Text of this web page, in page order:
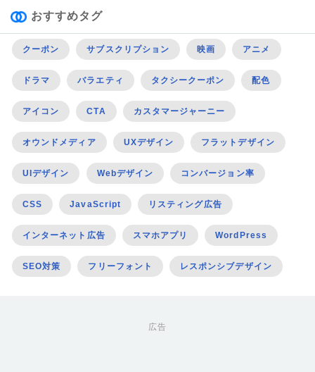
おすすめタグ
クーポン サブスクリプション 映画 アニメ
ドラマ バラエティ タクシークーポン 配色
アイコン CTA カスタマージャーニー
オウンドメディア UXデザイン フラットデザイン
UIデザイン Webデザイン コンバージョン率
CSS JavaScript リスティング広告
インターネット広告 スマホアプリ WordPress
SEO対策 フリーフォント レスポンシブデザイン
広告